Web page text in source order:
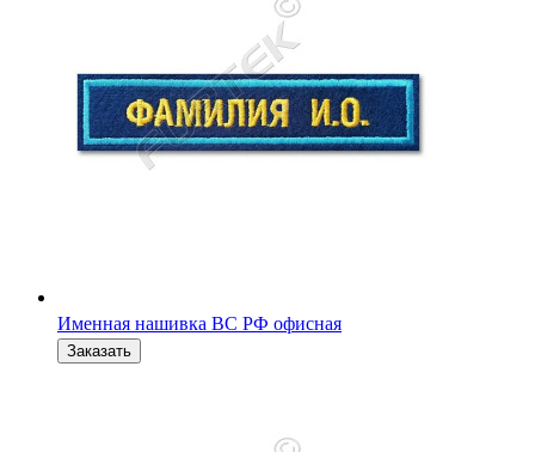
Именная нашивка ВС РФ для пустынного камуфляжа